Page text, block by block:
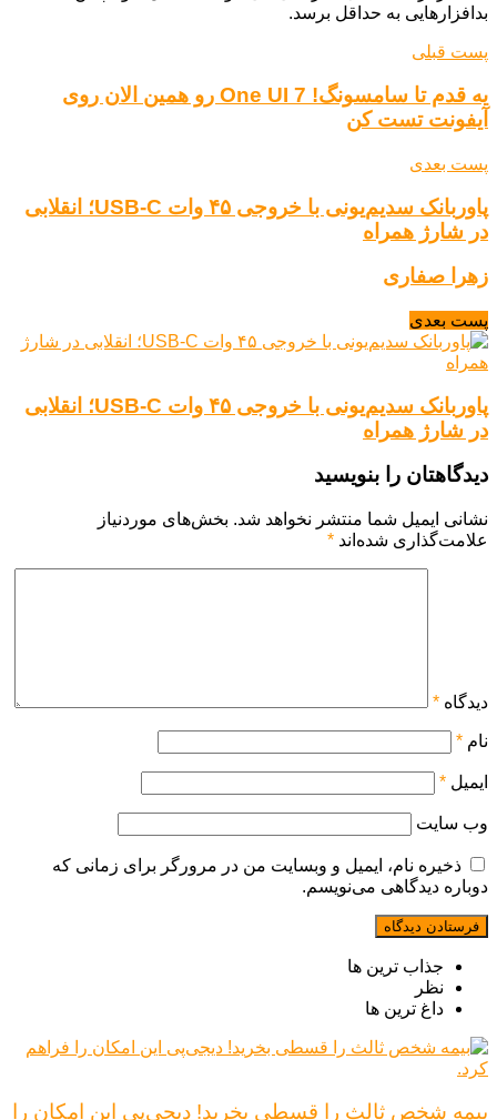
بدافزارهایی به حداقل برسد.
پست قبلی
یه قدم تا سامسونگ! One UI 7 رو همین الان روی
آیفونت تست کن
پست بعدی
پاوربانک سدیم‌یونی با خروجی ۴۵ وات USB-C؛ انقلابی
در شارژ همراه
زهرا صفاری
پست بعدی
پاوربانک سدیم‌یونی با خروجی ۴۵ وات USB-C؛ انقلابی
در شارژ همراه
دیدگاهتان را بنویسید
نشانی ایمیل شما منتشر نخواهد شد. بخش‌های موردنیاز
علامت‌گذاری شده‌اند *
دیدگاه *
نام *
ایمیل *
وب‌ سایت
ذخیره نام، ایمیل و وبسایت من در مرورگر برای زمانی که
دوباره دیدگاهی می‌نویسم.
جذاب ترین ها
نظر
داغ ترین ها
بیمه شخص ثالث را قسطی بخرید! دیجی‌پی این امکان را